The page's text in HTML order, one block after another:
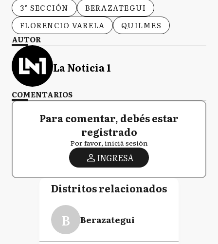
3° SECCIÓN
BERAZATEGUI
FLORENCIO VARELA
QUILMES
AUTOR
La Noticia 1
COMENTARIOS
Para comentar, debés estar
registrado
Por favor, iniciá sesión
INGRESA
Distritos relacionados
B Berazategui